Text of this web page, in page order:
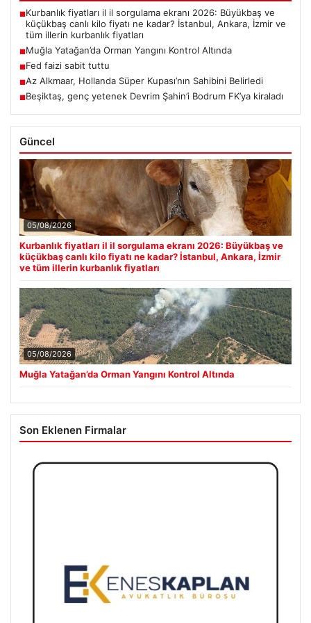
■Kurbanlık fiyatları il il sorgulama ekranı 2026: Büyükbaş ve
küçükbaş canlı kilo fiyatı ne kadar? İstanbul, Ankara, İzmir ve
tüm illerin kurbanlık fiyatları
■Muğla Yatağan’da Orman Yangını Kontrol Altında
■Fed faizi sabit tuttu
■Az Alkmaar, Hollanda Süper Kupası’nın Sahibini Belirledi
■Beşiktaş, genç yetenek Devrim Şahin’i Bodrum FK’ya kiraladı
Güncel
05/08/2026
Kurbanlık fiyatları il il sorgulama ekranı 2026: Büyükbaş ve
küçükbaş canlı kilo fiyatı ne kadar? İstanbul, Ankara, İzmir
ve tüm illerin kurbanlık fiyatları
05/08/2026
Muğla Yatağan’da Orman Yangını Kontrol Altında
Son Eklenen Firmalar